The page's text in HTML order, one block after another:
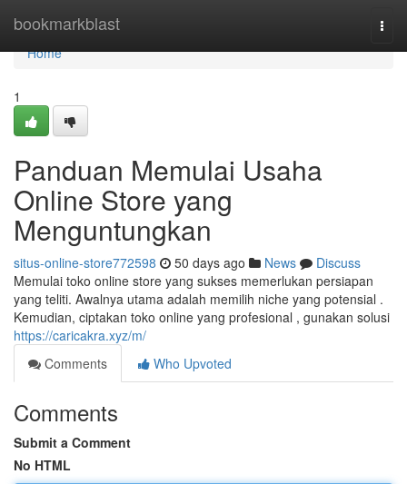
bookmarkblast
Home
Home
1
Panduan Memulai Usaha
Online Store yang
Menguntungkan
situs-online-store772598 50 days ago News
Discuss
Memulai toko online store yang sukses memerlukan persiapan
yang teliti. Awalnya utama adalah memilih niche yang potensial .
Kemudian, ciptakan toko online yang profesional , gunakan solusi
https://caricakra.xyz/m/
Comments
Who Upvoted
Comments
Submit a Comment
No HTML